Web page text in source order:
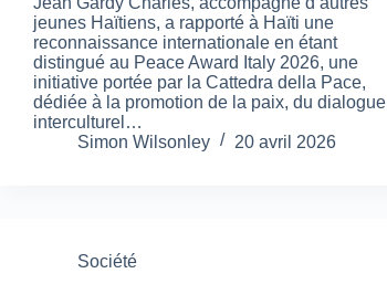
jeunes Haïtiens, a rapporté à Haïti une
reconnaissance internationale en étant
distingué au Peace Award Italy 2026, une
initiative portée par la Cattedra della Pace,
dédiée à la promotion de la paix, du dialogue
interculturel…
Simon Wilsonley
20 avril 2026
Société